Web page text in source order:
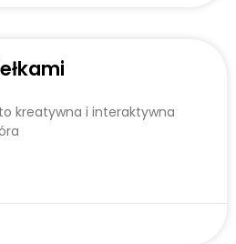
kreatywna i interaktywna